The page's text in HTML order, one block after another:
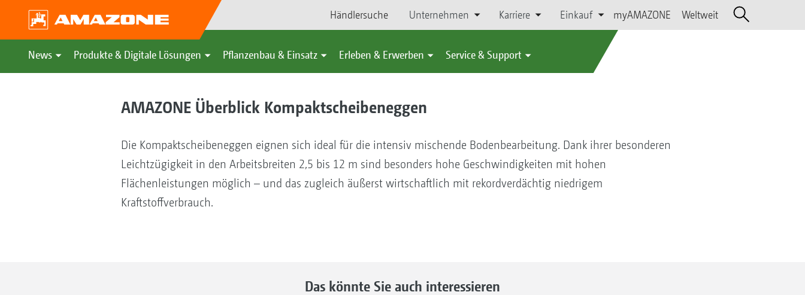
Händlersuche Unternehmen Karriere Einkauf myAMAZONE Weltweit
News Produkte & Digitale Lösungen Pflanzenbau & Einsatz Erleben & Erwerben Service & Support
AMAZONE Überblick Kompaktscheibeneggen
Die Kompaktscheibeneggen eignen sich ideal für die intensiv mischende Bodenbearbeitung. Dank ihrer besonderen
Leichtzügigkeit in den Arbeitsbreiten 2,5 bis 12 m sind besonders hohe Geschwindigkeiten mit hohen
Flächenleistungen möglich – und das zugleich äußerst wirtschaftlich mit rekordverdächtig niedrigem
Kraftstoffverbrauch.
Das könnte Sie auch interessieren